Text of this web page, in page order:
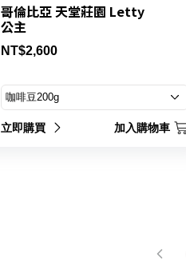
哥倫比亞 天堂莊園 Letty
公主
NT$2,600
立即購買 加入購物車